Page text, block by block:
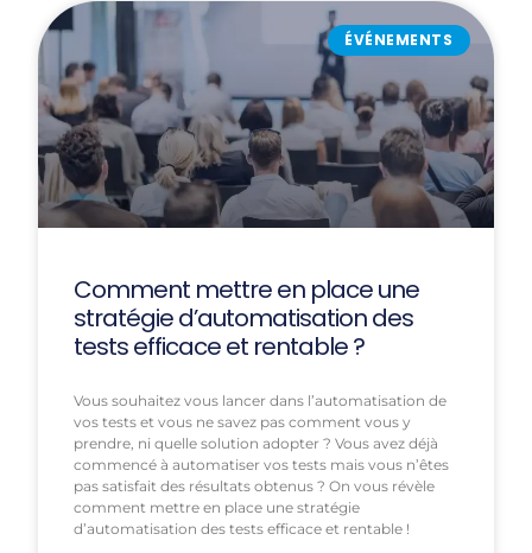
ÉVÉNEMENTS
Comment mettre en place une
stratégie d’automatisation des
tests efficace et rentable ?
Vous souhaitez vous lancer dans l’automatisation de
vos tests et vous ne savez pas comment vous y
prendre, ni quelle solution adopter ? Vous avez déjà
commencé à automatiser vos tests mais vous n’êtes
pas satisfait des résultats obtenus ? On vous révèle
comment mettre en place une stratégie
d’automatisation des tests efficace et rentable !